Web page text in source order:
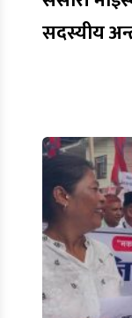
सदस्यीय